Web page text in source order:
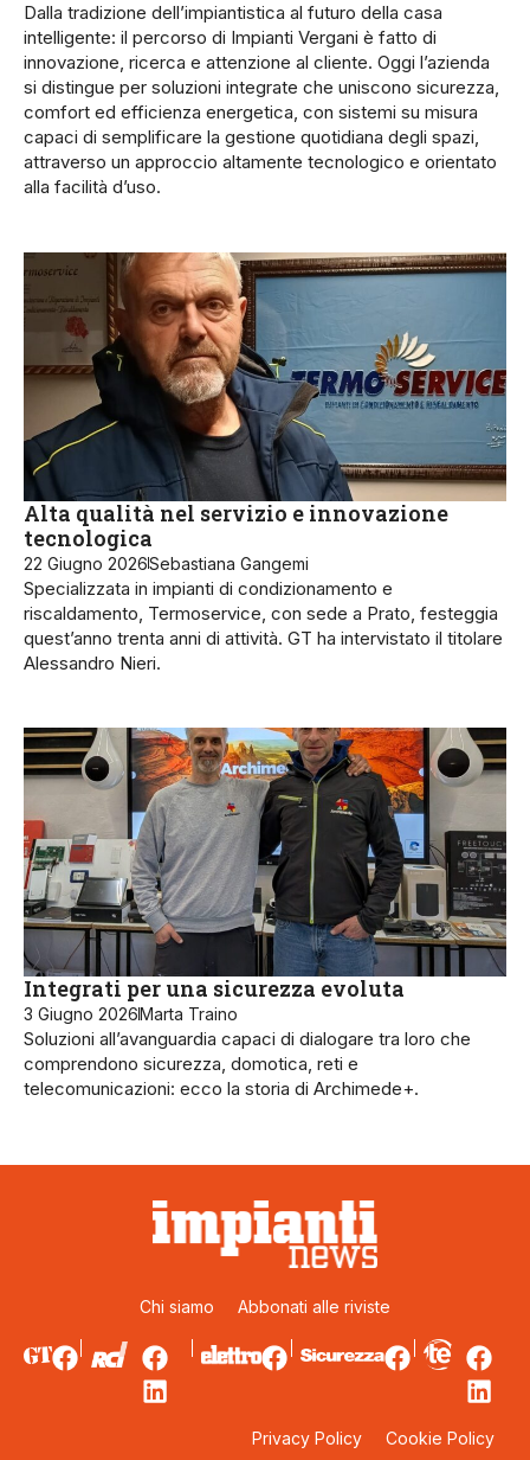
Dalla tradizione dell’impiantistica al futuro della casa
intelligente: il percorso di Impianti Vergani è fatto di
innovazione, ricerca e attenzione al cliente. Oggi l’azienda
si distingue per soluzioni integrate che uniscono sicurezza,
comfort ed efficienza energetica, con sistemi su misura
capaci di semplificare la gestione quotidiana degli spazi,
attraverso un approccio altamente tecnologico e orientato
alla facilità d’uso.
Alta qualità nel servizio e innovazione
tecnologica
22 Giugno 2026Sebastiana Gangemi
Specializzata in impianti di condizionamento e
riscaldamento, Termoservice, con sede a Prato, festeggia
quest’anno trenta anni di attività. GT ha intervistato il titolare
Alessandro Nieri.
Integrati per una sicurezza evoluta
3 Giugno 2026Marta Traino
Soluzioni all’avanguardia capaci di dialogare tra loro che
comprendono sicurezza, domotica, reti e
telecomunicazioni: ecco la storia di Archimede+.
Chi siamo Abbonati alle riviste
Privacy Policy Cookie Policy